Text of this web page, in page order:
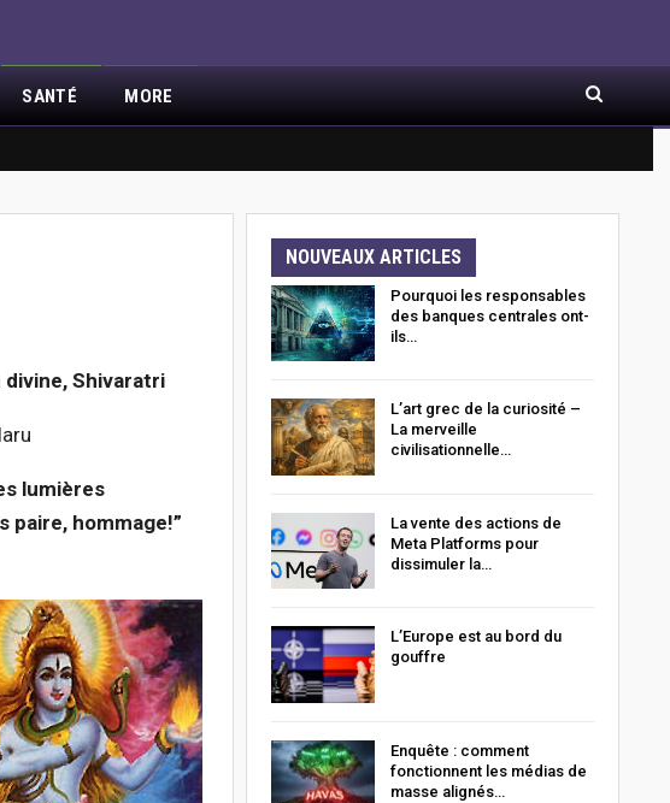
SANTÉ MORE
Shivaratri
lumières
hommage!”
NOUVEAUX ARTICLES
Pourquoi les responsables
des banques centrales ont-
ils…
L’art grec de la curiosité –
La merveille
civilisationnelle…
La vente des actions de
Meta Platforms pour
dissimuler la…
L’Europe est au bord du
gouffre
Enquête : comment
fonctionnent les médias de
masse alignés…